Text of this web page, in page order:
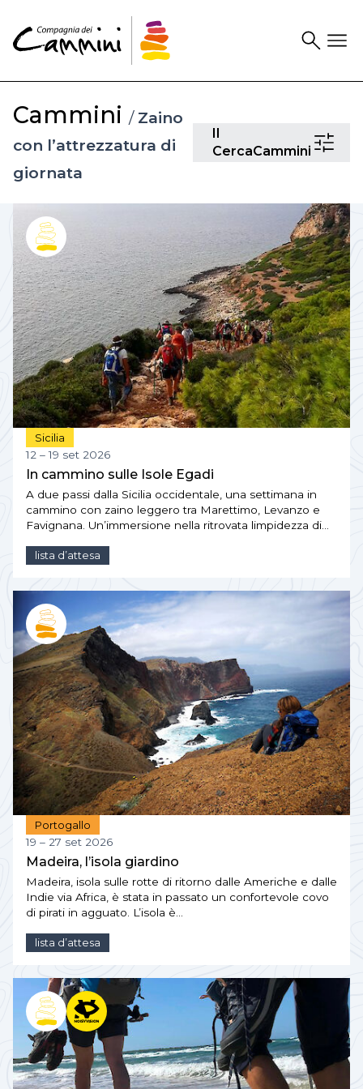
SearchDrawer
Cammini / Zaino
con l’attrezzatura di
giornata
Il
CercaCammini
Il
Sicilia
12 – 19 set 2026
In cammino sulle Isole Egadi
A due passi dalla Sicilia occidentale, una settimana in
cammino con zaino leggero tra Marettimo, Levanzo e
Favignana. Un’immersione nella ritrovata limpidezza di…
lista d’attesa
Portogallo
19 – 27 set 2026
Madeira, l’isola giardino
Madeira, isola sulle rotte di ritorno dalle Americhe e dalle
Indie via Africa, è stata in passato un confortevole covo
di pirati in agguato. L’isola è…
lista d’attesa